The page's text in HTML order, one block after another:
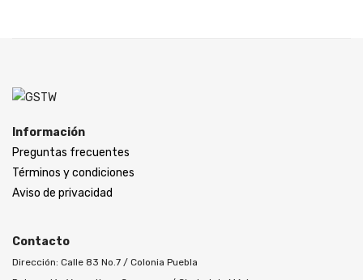
Información
Preguntas frecuentes
Términos y condiciones
Aviso de privacidad
Contacto
Dirección: Calle 83 No.7 / Colonia Puebla